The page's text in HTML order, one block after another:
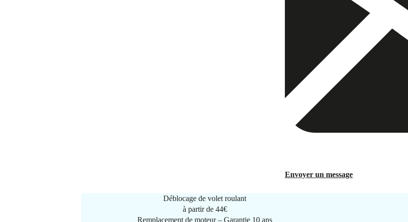
Envoyer un message
Déblocage de volet roulant
à partir de 44€
Remplacement de moteur – Garantie 10 ans